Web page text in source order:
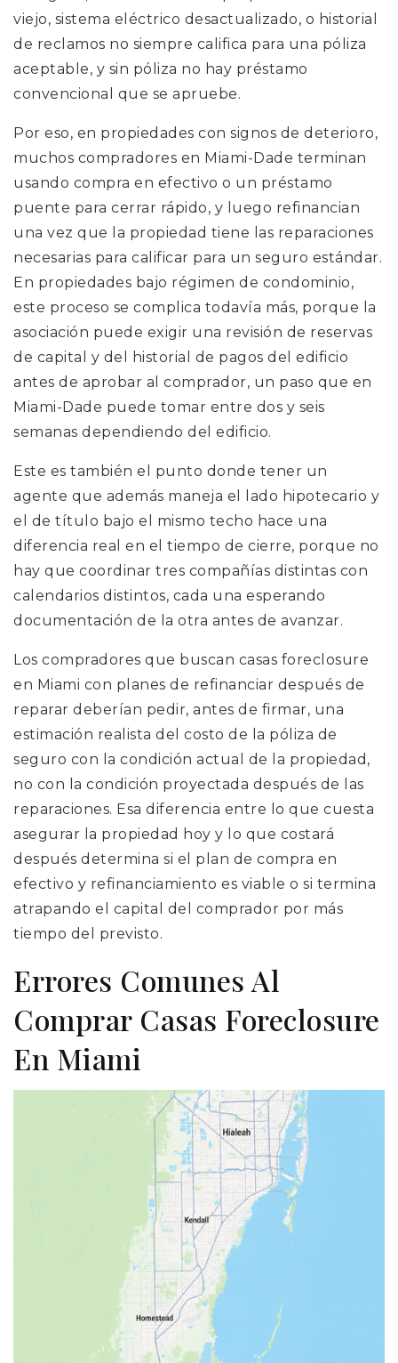
viejo, sistema eléctrico desactualizado, o historial
de reclamos no siempre califica para una póliza
aceptable, y sin póliza no hay préstamo
convencional que se apruebe.
Por eso, en propiedades con signos de deterioro,
muchos compradores en Miami-Dade terminan
usando compra en efectivo o un préstamo
puente para cerrar rápido, y luego refinancian
una vez que la propiedad tiene las reparaciones
necesarias para calificar para un seguro estándar.
En propiedades bajo régimen de condominio,
este proceso se complica todavía más, porque la
asociación puede exigir una revisión de reservas
de capital y del historial de pagos del edificio
antes de aprobar al comprador, un paso que en
Miami-Dade puede tomar entre dos y seis
semanas dependiendo del edificio.
Este es también el punto donde tener un
agente que además maneja el lado hipotecario y
el de título bajo el mismo techo hace una
diferencia real en el tiempo de cierre, porque no
hay que coordinar tres compañías distintas con
calendarios distintos, cada una esperando
documentación de la otra antes de avanzar.
Los compradores que buscan casas foreclosure
en Miami con planes de refinanciar después de
reparar deberían pedir, antes de firmar, una
estimación realista del costo de la póliza de
seguro con la condición actual de la propiedad,
no con la condición proyectada después de las
reparaciones. Esa diferencia entre lo que cuesta
asegurar la propiedad hoy y lo que costará
después determina si el plan de compra en
efectivo y refinanciamiento es viable o si termina
atrapando el capital del comprador por más
tiempo del previsto.
Errores Comunes Al
Comprar Casas Foreclosure
En Miami